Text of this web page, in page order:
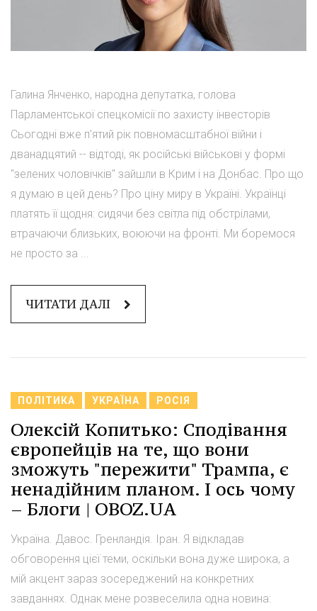
Галина Янченко, народна депутатка, голова
Парламентської спецкомісії по захисту інвесторів
Сьогодні вже п'ятий рік повномасштабної війни і
дванадцятий -- відтоді, як російські військові у формі
"зелених чоловічків" зайшли в Крим і на Донбас. Про що
я думаю в цей день? Про ціну миру в Україні. Українці
платять її щодня: сидячи без світла під обстрілами,
втрачаючи близьких, воюючи на фронті. Ми боремося
не просто за ...
ЧИТАТИ ДАЛІ
ПОЛІТИКА УКРАЇНА РОСІЯ
Олексій Копитько: Сподівання
європейців на те, що вони
зможуть "пережити" Трампа, є
ненадійним планом. І ось чому
– Блоги | OBOZ.UA
Україна. Давос. Гренландія. Іран. Я відкладав
обговорення цієї теми, оскільки вона дуже широка, а
мій акцент зараз зосереджений на конкретних
завданнях. Однак мене розвеселила одна новина: